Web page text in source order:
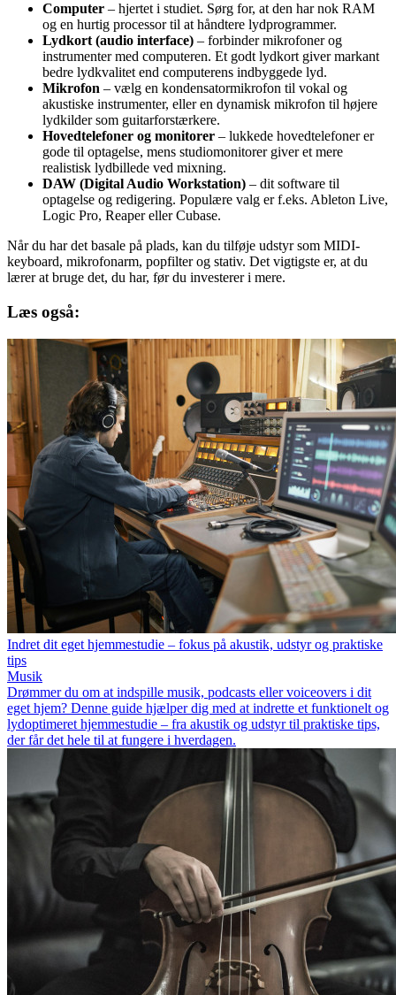
Computer – hjertet i studiet. Sørg for, at den har nok RAM
og en hurtig processor til at håndtere lydprogrammer.
Lydkort (audio interface) – forbinder mikrofoner og
instrumenter med computeren. Et godt lydkort giver markant
bedre lydkvalitet end computerens indbyggede lyd.
Mikrofon – vælg en kondensatormikrofon til vokal og
akustiske instrumenter, eller en dynamisk mikrofon til højere
lydkilder som guitarforstærkere.
Hovedtelefoner og monitorer – lukkede hovedtelefoner er
gode til optagelse, mens studiomonitorer giver et mere
realistisk lydbillede ved mixning.
DAW (Digital Audio Workstation) – dit software til
optagelse og redigering. Populære valg er f.eks. Ableton Live,
Logic Pro, Reaper eller Cubase.
Når du har det basale på plads, kan du tilføje udstyr som MIDI-
keyboard, mikrofonarm, popfilter og stativ. Det vigtigste er, at du
lærer at bruge det, du har, før du investerer i mere.
Læs også:
Indret dit eget hjemmestudie – fokus på akustik, udstyr og praktiske
tips
Musik
Drømmer du om at indspille musik, podcasts eller voiceovers i dit
eget hjem? Denne guide hjælper dig med at indrette et funktionelt og
lydoptimeret hjemmestudie – fra akustik og udstyr til praktiske tips,
der får det hele til at fungere i hverdagen.